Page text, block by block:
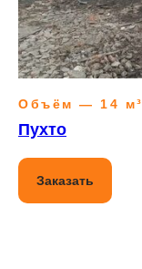
Объём — 14 м³
Пухто
Заказать